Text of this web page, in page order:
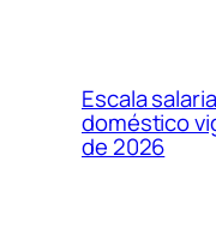
Escala
doméstico
de 2026